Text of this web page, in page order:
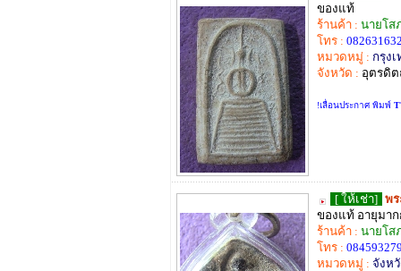
ของแท้
ร้านค้า : นายโ
โทร :
หมวดหมู่ : กรุง
จังหวัด : อุตรดิ
!เลื่อนประกาศ พิมพ์
[ ให้เช่า] พ
ของแท้ อายุมาก
ร้านค้า : นายโ
โทร :
หมวดหมู่ : จังห